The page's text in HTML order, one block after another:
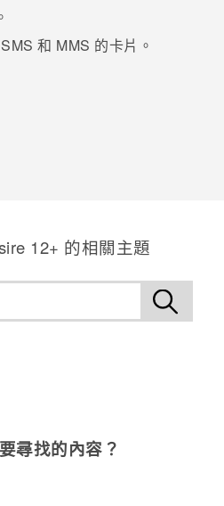
和 MMS 的卡片。
12+ 的相關主題
尋找的內容？